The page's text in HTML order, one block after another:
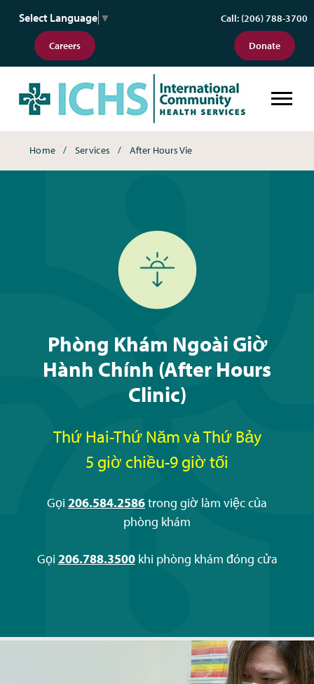
Select Language ▼
Careers
Call: (206) 788-3700
Donate
Phòng Khám Ngoài Giờ Hành
Breadcrumbs
Home Services After Hours Vie
Phòng Khám Ngoài Giờ Hành Chính
Phòng Khám Ngoài Giờ
Hành Chính (After Hours
Clinic)
Thứ Hai-Thứ Năm và Thứ Bảy
5 giờ chiều-9 giờ tối
Gọi 206.584.2586trong giờ làm việc của
phòng khám
Gọi 206.788.3500khi phòng khám đóng cửa